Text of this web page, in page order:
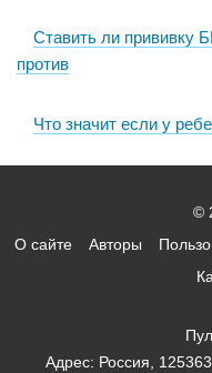
Ставить ли прививку
против
Что значит если у
©
О сайте
Авторы
Адрес: Россия,